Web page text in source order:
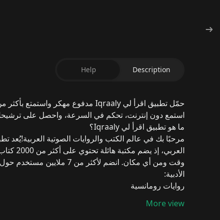
Description
Help
حمّل تطبيق اقرأ لي Iqraaly مدفوع مهكر
استمع دون إنترنت، تحكم في السرعة، واحصل على
ما هو تطبيق اقرأ لي Iqraaly؟
مرحبًا بك في عالم الكتب والروايات الصوتية العربية!يُعد
العربي، إذ يضم مكتبة هائلة تحتوي على أكثر من 2000 كتاب ورواية مسموعة
وقت ومن أي مكان. انضم لأكثر من 7 ملايين مستخدم
الأدبية:
روايات رومانسية
قصص أطفال
More view